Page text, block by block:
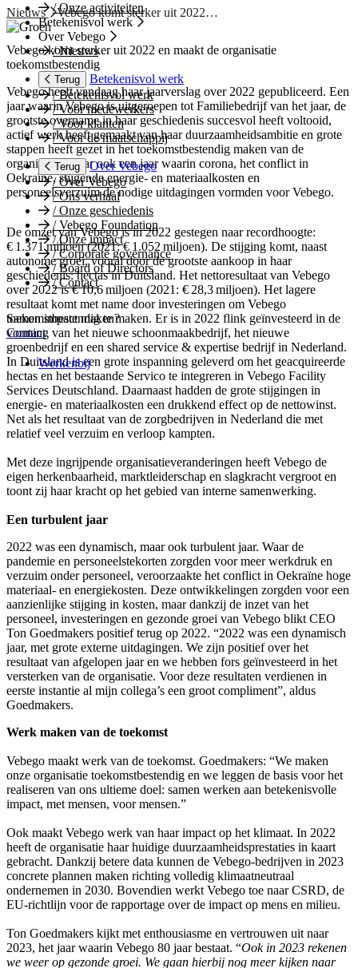
/Onze activiteiten
Betekenisvol werk
Over Vebego
/Nieuws
Terug
Betekenisvol werk
/Betekenisvol werk
/Voor medewerkers
/Voor klanten
/Voor de maatschappij
Terug
Over Vebego
/Over Vebego
/Ons verhaal
/Onze geschiedenis
/Vebego Foundation
/Onze impact
/Corporate governance
/Board of Directors
/Contact
Samen impact maken?
Contact
Werkenbij
Nieuws Vebego komt sterker uit 2022…
Vebego komt sterker uit 2022 en maakt de organisatie
toekomstbestendig
Vebego heeft vandaag haar jaarverslag over 2022 gepubliceerd. Een
jaar waarin Vebego is uitgeroepen tot Familiebedrijf van het jaar, de
grootste overname in haar geschiedenis succesvol heeft voltooid,
actief werk heeft gemaakt van haar duurzaamheidsambitie en grote
stappen heeft gezet in het toekomstbestendig maken van de
organisatie. Maar ook een jaar waarin corona, het conflict in
Oekraïne, stijgende energie- en materiaalkosten en
personeelsverzuim de nodige uitdagingen vormden voor Vebego.
De omzet van Vebego is in 2022 gestegen naar recordhoogte:
€ 1.371 miljoen (2021: € 1.052 miljoen). De stijging komt, naast
autonome groei, vooral door de grootste aankoop in haar
geschiedenis: hectas in Duitsland. Het nettoresultaat van Vebego
over 2022 is € 10,6 miljoen (2021: € 28,3 miljoen). Het lagere
resultaat komt met name door investeringen om Vebego
toekomstbestendig te maken. Er is in 2022 flink geïnvesteerd in de
vorming van het nieuwe schoonmaakbedrijf, het nieuwe
groenbedrijf en een shared service & expertise bedrijf in Nederland.
In Duitsland is een grote inspanning geleverd om het geacquireerde
hectas en het bestaande Servico te integreren in Vebego Facility
Services Deutschland. Daarnaast hadden de grote stijgingen in
energie- en materiaalkosten een drukkend effect op de nettowinst.
Net als het resultaat van de zorgbedrijven in Nederland die met
relatief veel verzuim en verloop kampten.
Met deze ingrijpende organisatieveranderingen heeft Vebego de
eigen herkenbaarheid, marktleiderschap en slagkracht vergroot en
toont zij haar kracht op het gebied van interne samenwerking.
Een turbulent jaar
2022 was een dynamisch, maar ook turbulent jaar. Waar de
pandemie en personeelstekorten zorgden voor meer werkdruk en
verzuim onder personeel, veroorzaakte het conflict in Oekraïne hoge
materiaal- en energiekosten. Deze ontwikkelingen zorgden voor een
aanzienlijke stijging in kosten, maar dankzij de inzet van het
personeel, investeringen en gezonde groei van Vebego blikt CEO
Ton Goedmakers positief terug op 2022. “2022 was een dynamisch
jaar, met grote externe uitdagingen. We zijn positief over het
resultaat van afgelopen jaar en we hebben fors geïnvesteerd in het
versterken van de organisatie. Voor deze resultaten verdienen in
eerste instantie al mijn collega’s een groot compliment”, aldus
Goedmakers.
Werk maken van de toekomst
Vebego maakt werk van de toekomst. Goedmakers: “We maken
onze organisatie toekomstbestendig en we leggen de basis voor het
realiseren van ons ultieme doel: samen werken aan betekenisvolle
impact, met mensen, voor mensen.”
Ook maakt Vebego werk van haar impact op het klimaat. In 2022
heeft de organisatie haar huidige duurzaamheidsprestaties in kaart
gebracht. Dankzij betere data kunnen de Vebego-bedrijven in 2023
concrete plannen maken richting volledig klimaatneutraal
ondernemen in 2030. Bovendien werkt Vebego toe naar CSRD, de
EU-richtlijn voor de rapportage over de impact op mens en milieu.
Ton Goedmakers kijkt met enthousiasme en vertrouwen uit naar
2023, het jaar waarin Vebego 80 jaar bestaat. “Ook in 2023 rekenen
we weer op gezonde groei. We gaan hierbij nog meer kijken naar